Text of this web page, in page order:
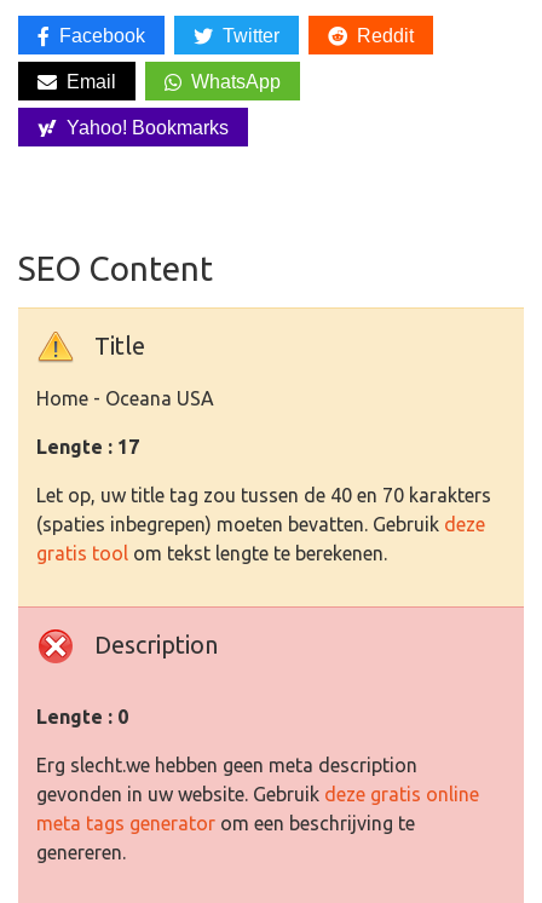
Facebook Twitter Reddit
Email WhatsApp
Yahoo! Bookmarks
SEO Content
Title
Home - Oceana USA
Lengte : 17
Let op, uw title tag zou tussen de 40 en 70 karakters
(spaties inbegrepen) moeten bevatten. Gebruik deze
gratis tool om tekst lengte te berekenen.
Description
Lengte : 0
Erg slecht.we hebben geen meta description
gevonden in uw website. Gebruik deze gratis online
meta tags generator om een beschrijving te
genereren.